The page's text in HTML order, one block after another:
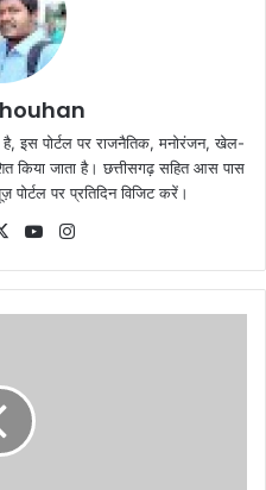
इस पोर्टल पर राजनैतिक, मनोरंजन, खेल-
किया जाता है। छत्तीसगढ़ सहित आस पास
पर प्रतिदिन विजिट करें।
X YouTube